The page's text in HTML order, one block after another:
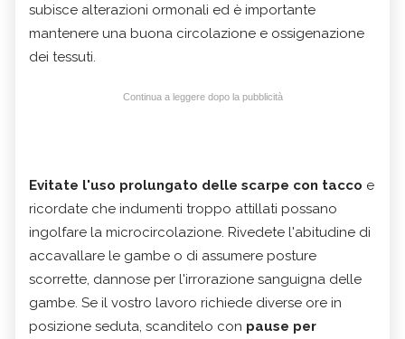
subisce alterazioni ormonali ed è importante
mantenere una buona circolazione e ossigenazione
dei tessuti.
Continua a leggere dopo la pubblicità
Evitate l'uso prolungato delle scarpe con tacco e
ricordate che indumenti troppo attillati possano
ingolfare la microcircolazione. Rivedete l'abitudine di
accavallare le gambe o di assumere posture
scorrette, dannose per l'irrorazione sanguigna delle
gambe. Se il vostro lavoro richiede diverse ore in
posizione seduta, scanditelo con pause per